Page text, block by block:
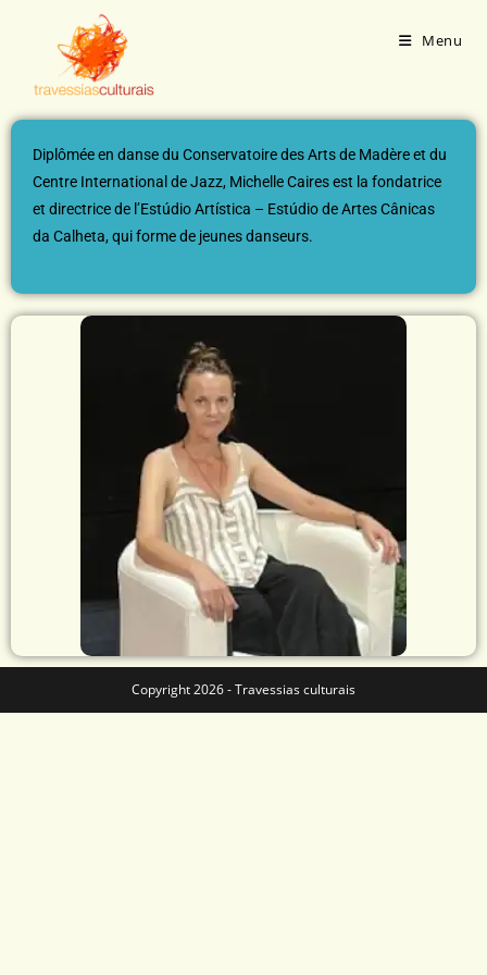
Menu
Diplômée en danse du Conservatoire des Arts de Madère et du
Centre International de Jazz, Michelle Caires est la fondatrice
et directrice de l’Estúdio Artística – Estúdio de Artes Cânicas
da Calheta, qui forme de jeunes danseurs.
Copyright 2026 - Travessias culturais